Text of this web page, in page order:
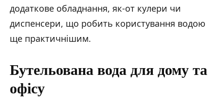
додаткове обладнання, як-от кулери чи
диспенсери, що робить користування водою
ще практичнішим.
Бутельована вода для дому та
офісу